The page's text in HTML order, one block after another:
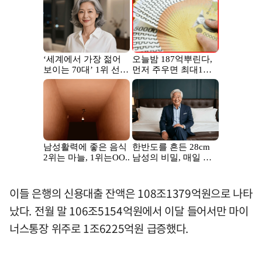
이들 은행의 신용대출 잔액은 108조1379억원으로 나타
났다. 전월 말 106조5154억원에서 이달 들어서만 마이
너스통장 위주로 1조6225억원 급증했다.